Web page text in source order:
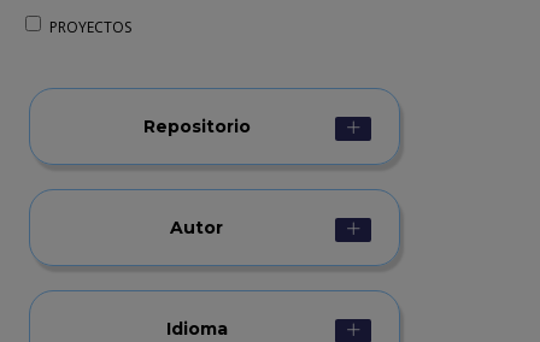
PROYECTOS
Repositorio
Autor
Idioma